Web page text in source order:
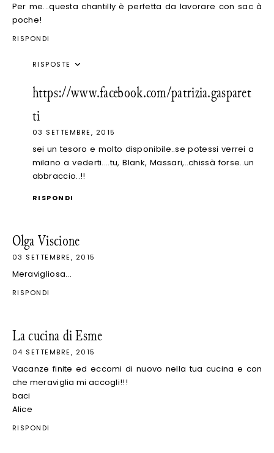
Per me...questa chantilly è perfetta da lavorare con sac à
poche!
RISPONDI
RISPOSTE
https://www.facebook.com/patrizia.gasparet
ti
03 SETTEMBRE, 2015
sei un tesoro e molto disponibile..se potessi verrei a
milano a vederti....tu, Blank, Massari,..chissà forse..un
abbraccio..!!
RISPONDI
Olga Viscione
03 SETTEMBRE, 2015
Meravigliosa...
RISPONDI
La cucina di Esme
04 SETTEMBRE, 2015
Vacanze finite ed eccomi di nuovo nella tua cucina e con
che meraviglia mi accogli!!!
baci
Alice
RISPONDI